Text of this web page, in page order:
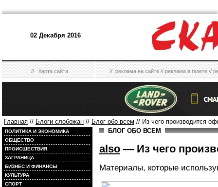
02 Декабря 2016
//Карта сайта //реклама на сайте//реклама в газете//
Главная // Блоги слобожан // Блог обо всем // Из чего производится
ПОЛИТИКА И ЭКОНОМИКА
ОБЩЕСТВО
ПРОИСШЕСТВИЯ
ЗАГРАНИЦА
БИЗНЕС И ФИНАНСЫ
КУЛЬТУРА
СПОРТ
БЛОГ ОБО ВСЕМ
also — Из чего
Материалы, которые